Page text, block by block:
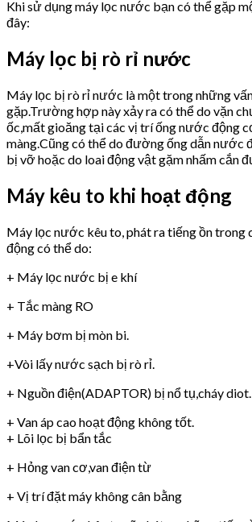
Khi sử dụng máy lọc nước bạn có thể gặp
đây:
Máy lọc bị rò rỉ nước
Máy lọc bị rò rỉ nước là một trong những
gặp.Trường hợp này xảy ra có thể do vặn
ốc,mất gioăng tại các vị trí ống nước động
màng.Cũng có thể do đường ống dẫn nước
bị vỡ hoặc do loai động vật gặm nhấm cắn
Máy kêu to khi hoạt động
Máy lọc nước kêu to, phát ra tiếng ồn trong
động có thể do:
+ Máy lọc nước bị e khí
+ Tắc màng RO
+ Máy bơm bị mòn bi.
+Vòi lấy nước sạch bị rò rỉ.
+ Nguồn điện(ADAPTOR) bị nổ tụ,cháy diot.
+ Van áp cao hoạt động không tốt.
+ Lõi lọc bị bẩn tắc
+ Hỏng van cơ,van điện từ
+ Vị trí đặt máy không cân bằng